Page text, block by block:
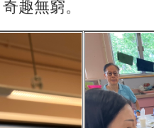
趣無窮。